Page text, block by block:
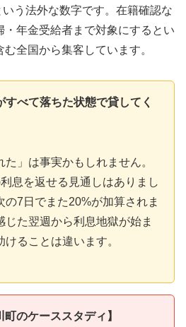
う法外な数字です。在籍確認な
・年金受給者まで対象にするとい
全国から集客しています。
すべて落ちた状態で貸してく
た」は事実かもしれません。
息を返せる見通しはありまし
の7日でまた20%が加算されま
た翌週から利息地獄が始ま
ることは違います。
のケーススタディ】